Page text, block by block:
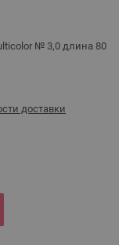
№ 3,0 длина 80
доставки